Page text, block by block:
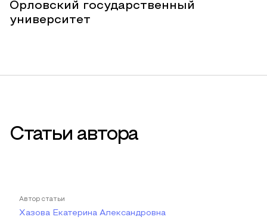
Орловский государственный
университет
Статьи автора
Автор статьи
Хазова Екатерина Александровна